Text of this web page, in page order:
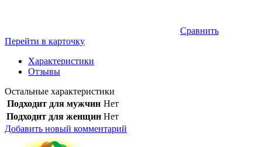
Сравнить
Перейти в карточку
Характеристики
Отзывы
Остальные характеристики
Подходит для мужчин Нет
Подходит для женщин Нет
Добавить новый комментарий